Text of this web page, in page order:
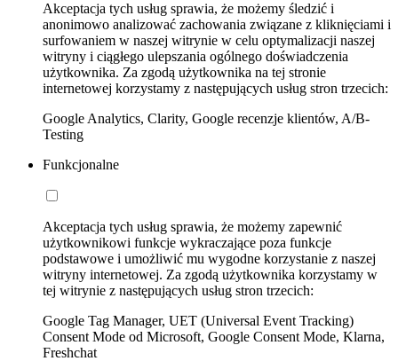
Akceptacja tych usług sprawia, że możemy śledzić i
anonimowo analizować zachowania związane z kliknięciami i
surfowaniem w naszej witrynie w celu optymalizacji naszej
witryny i ciągłego ulepszania ogólnego doświadczenia
użytkownika. Za zgodą użytkownika na tej stronie
internetowej korzystamy z następujących usług stron trzecich:
Google Analytics, Clarity, Google recenzje klientów, A/B-
Testing
Funkcjonalne
Akceptacja tych usług sprawia, że możemy zapewnić
użytkownikowi funkcje wykraczające poza funkcje
podstawowe i umożliwić mu wygodne korzystanie z naszej
witryny internetowej. Za zgodą użytkownika korzystamy w
tej witrynie z następujących usług stron trzecich:
Google Tag Manager, UET (Universal Event Tracking)
Consent Mode od Microsoft, Google Consent Mode, Klarna,
Freshchat